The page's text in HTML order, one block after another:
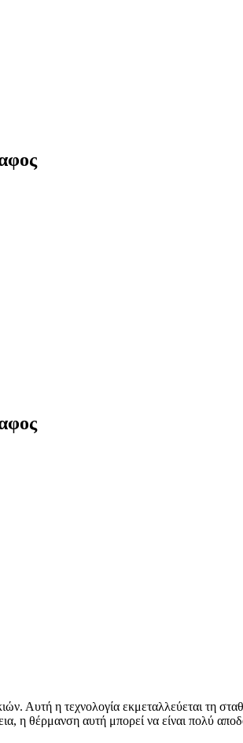
Αυτή η τεχνολογία εκμεταλλεύεται τη
η θέρμανση αυτή μπορεί να είναι πολύ